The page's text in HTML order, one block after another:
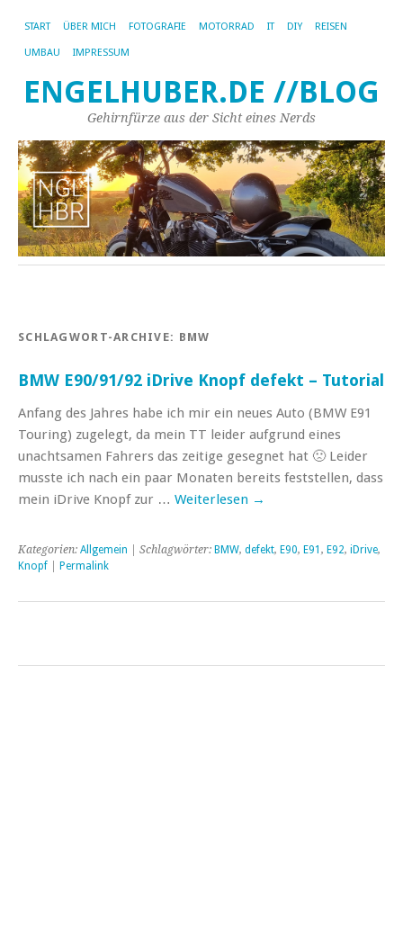
START ÜBER MICH FOTOGRAFIE MOTORRAD IT DIY REISEN
UMBAU IMPRESSUM
ENGELHUBER.DE //BLOG
Gehirnfürze aus der Sicht eines Nerds
SCHLAGWORT-ARCHIVE: BMW
BMW E90/91/92 iDrive Knopf defekt – Tutorial
Anfang des Jahres habe ich mir ein neues Auto (BMW E91
Touring) zugelegt, da mein TT leider aufgrund eines
unachtsamen Fahrers das zeitige gesegnet hat 🙁 Leider
musste ich nach ein paar Monaten bereits feststellen, dass
mein iDrive Knopf zur … Weiterlesen →
Kategorien: Allgemein | Schlagwörter: BMW, defekt, E90, E91 , E92, iDrive,
Knopf
Permalink